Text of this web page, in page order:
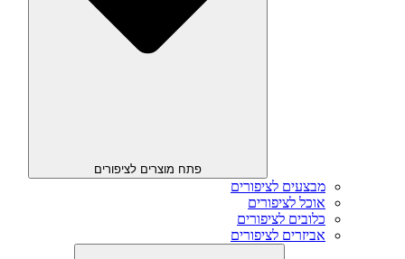
פתח מוצרים לציפורים
מבצעים לציפורים
אוכל לציפורים
כלובים לציפורים
אביזרים לציפורים